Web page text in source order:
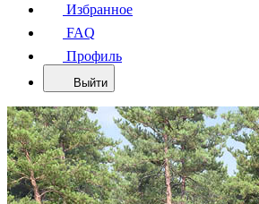
Избранное
FAQ
Профиль
Выйти